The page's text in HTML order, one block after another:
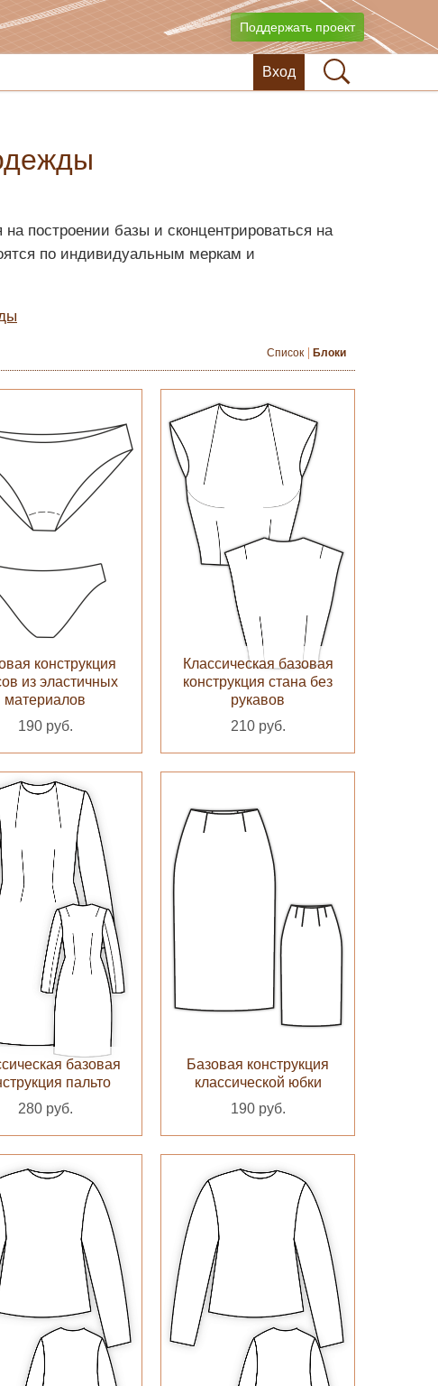
Поддержать проект
Вход
построении базы и сконцентрироваться на
по индивидуальным меркам и
Список Блоки
конструкция
из эластичных
материалов
190 руб.
Классическая базовая
конструкция стана без
рукавов
210 руб.
базовая
пальто
280 руб.
Базовая конструкция
классической юбки
190 руб.